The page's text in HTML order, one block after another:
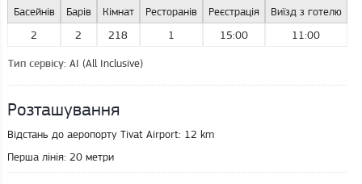
Басейнів
2
Барів
2
Кімнат
218
Ресторанів
1
Реєстрація
15:00
Виїзд з готелю
11:00
Тип сервісу: AI (All Inclusive)
Розташування
Відстань до аеропорту Tivat Airport: 12 km
Перша лінія: 20 метри